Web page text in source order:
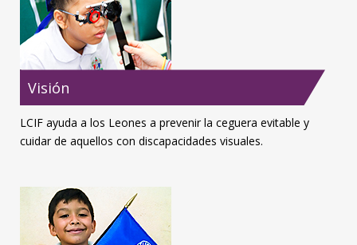
Visión
LCIF ayuda a los Leones a prevenir la ceguera evitable y
cuidar de aquellos con discapacidades visuales.